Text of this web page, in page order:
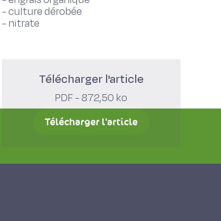
-culture dérobée
- nitrate
Télécharger l'article
PDF - 872,50 ko
Télécharger l'article